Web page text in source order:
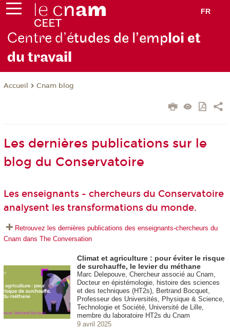
FR
Centre d’études de l’emploi et
du travail
Accueil Cnam blog
Les dernières publications sur le
blog du Conservatoire
Les enseignants - chercheurs du Conservatoire
analysent les transformations du monde.
Retrouvez les dernières publications des enseignants-chercheurs du
Cnam dans The Conversation
Climat et agriculture : pour éviter le risque
de surchauffe, le levier du méthane
Marc Delepouve, Chercheur associé au Cnam,
Docteur en épistémologie, histoire des sciences
et des techniques (HT2s), Bertrand Bocquet,
Professeur des Universités, Physique & Science,
Technologie et Société, Université de Lille,
membre du laboratoire HT2s du Cnam
9 avril 2025